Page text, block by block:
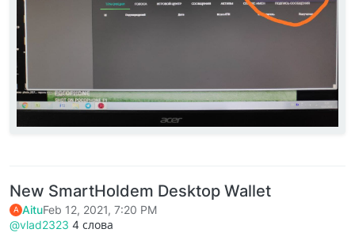
New SmartHoldem Desktop Wallet
A AituFeb 12, 2021, 7:20 PM
@vlad2323 4 слова